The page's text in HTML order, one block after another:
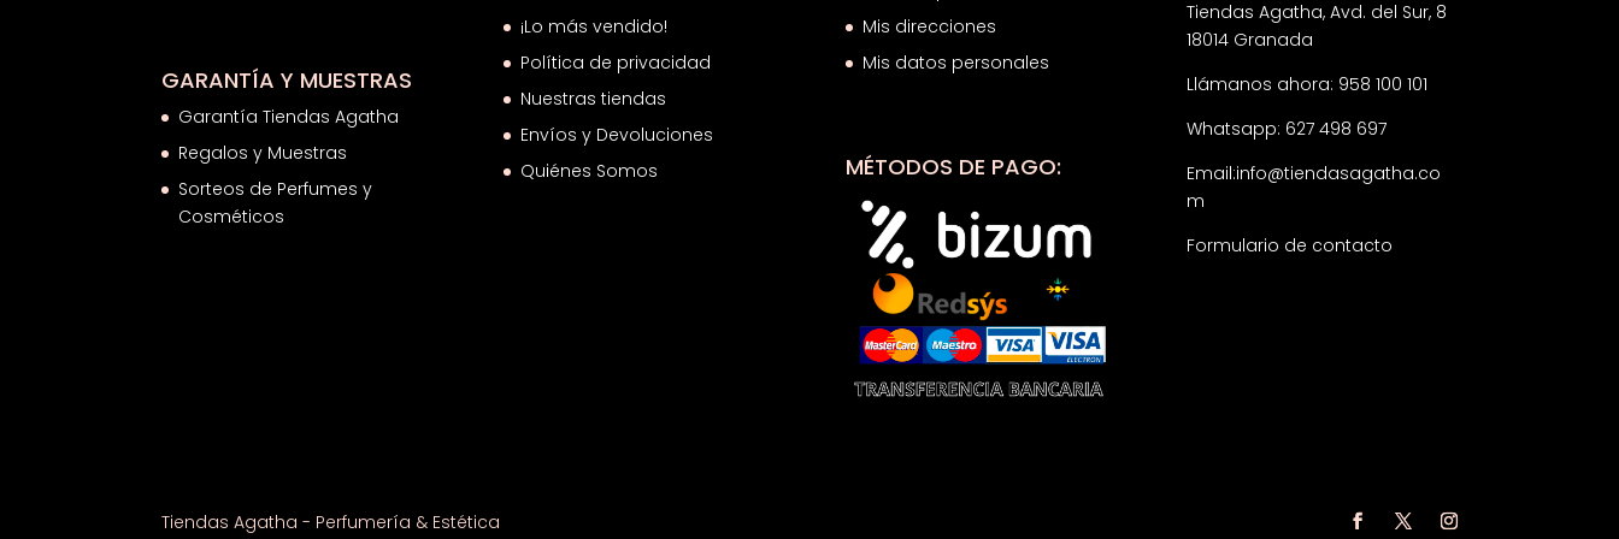
GARANTÍA Y MUESTRAS
Garantía Tiendas Agatha
Regalos y Muestras
Sorteos de Perfumes y
Cosméticos
¡Lo más vendido!
Política de privacidad
Nuestras tiendas
Envíos y Devoluciones
Quiénes Somos
Mis direcciones
Mis datos personales
MÉTODOS DE PAGO:
Tiendas Agatha, Avd. del Sur, 8
18014 Granada
Llámanos ahora: 958 100 101
Whatsapp: 627 498 697
Email:info@tiendasagatha.co
m
Formulario de contacto
Tiendas Agatha - Perfumería & Estética